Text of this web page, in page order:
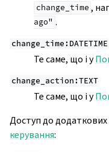
change_time ,
ago" .
change_time:DATETIME
Те саме, що і у
change_action:TEXT
Те саме, що і у
Доступ до
керування: